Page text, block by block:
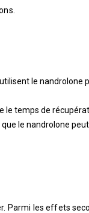
le nandrolone
le temps de
le nandrolone
Parmi les effets